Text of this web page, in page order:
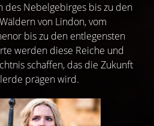
des Nebelgebirges bis zu den
von Lindon, vom
bis zu den entlegensten
werden diese Reiche und
schaffen, das die Zukunft
prägen wird.